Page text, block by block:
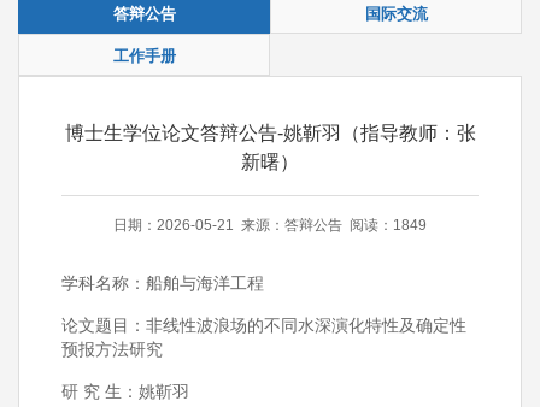
答辩公告 国际交流
工作手册
博士生学位论文答辩公告-姚靳羽（指导教师：张
新曙）
日期：2026-05-21 来源：答辩公告 阅读：1849
学科名称：船舶与海洋工程
论文题目： 非线性波浪场的不同水深演化特性及确定性
预报方法研究
研 究 生： 姚靳羽